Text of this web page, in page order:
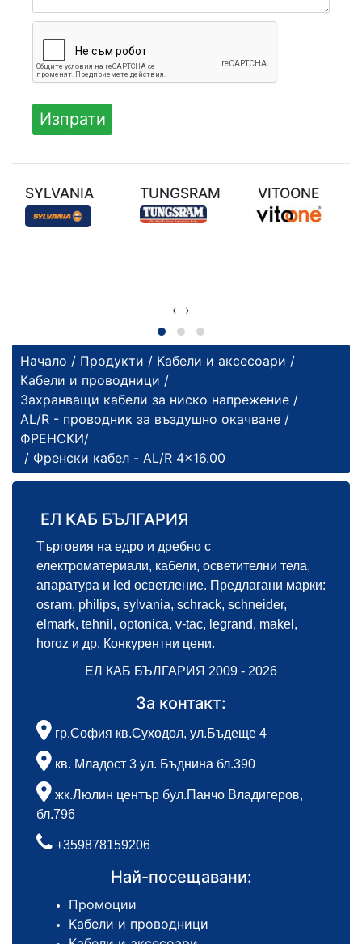
SYLVANIA TUNGSRAM VITOONE
‹ ›
Начало / Продукти / Кабели и аксесоари /
Кабели и проводници /
Захранващи кабели за ниско напрежение /
AL/R - проводник за въздушно окачване /
ФРЕНСКИ/
/ Френски кабел - AL/R 4x16.00
ЕЛ КАБ БЪЛГАРИЯ
Търговия на едро и дребно с
електроматериали, кабели, осветителни тела,
апаратура и led осветление. Предлагани марки:
osram, philips, sylvania, schrack, schneider,
elmark, tehnil, optonica, v-tac, legrand, makel,
horoz и др. Конкурентни цени.
ЕЛ КАБ БЪЛГАРИЯ 2009 - 2026
За контакт:
гр.София кв.Суходол, ул.Бъдеще 4
кв. Младост 3 ул. Бъднина бл.390
жк.Люлин център бул.Панчо Владигеров,
бл.796
+359878159206
Най-посещавани:
Промоции
Кабели и проводници